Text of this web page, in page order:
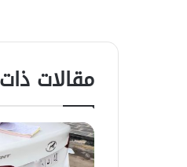
مقالات